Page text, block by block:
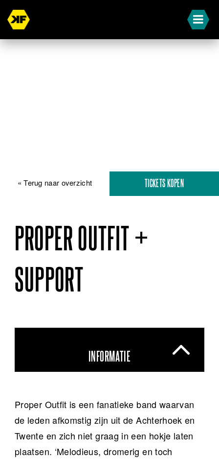
« Terug naar overzicht TICKETS KOPEN
PROPER OUTFIT +
SUPPORT
INFORMATIE
Proper Outfit is een fanatieke band waarvan
de leden afkomstig zijn uit de Achterhoek en
Twente en zich niet graag in een hokje laten
plaatsen. ‘Melodieus, dromerig en toch